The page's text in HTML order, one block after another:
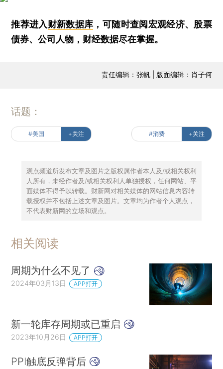
推荐进入财新数据库 ，可随时查阅宏观经济、股票
债券、公司人物，财经数据尽在掌握。
责任编辑：张帆 | 版面编辑：肖子何
话题：
#美国 +关注 #消费 +关注
观点频道所发布文章及图片之版权属作者本人及/或相关权利
人所有，未经作者及/或相关权利人单独授权，任何网站、平
面媒体不得予以转载。财新网对相关媒体的网站信息内容转
载授权并不包括上述文章及图片。文章均为作者个人观点，
不代表财新网的立场和观点。
相关阅读
周期为什么不见了
2024年03月13日 APP打开
新一轮库存周期或已重启
2023年10月26日 APP打开
PPI触底反弹背后